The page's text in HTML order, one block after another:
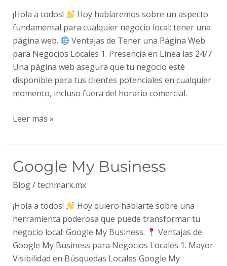
¡Hola a todos!
Hoy hablaremos sobre un aspecto
fundamental para cualquier negocio local: tener una
página web.
Ventajas de Tener una Página Web
para Negocios Locales 1. Presencia en Línea las 24/7
Una página web asegura que tu negocio esté
disponible para tus clientes potenciales en cualquier
momento, incluso fuera del horario comercial.
web
Leer más »
Google My Business
Blog/techmark.mx
¡Hola a todos!
Hoy quiero hablarte sobre una
herramienta poderosa que puede transformar tu
negocio local: Google My Business.
Ventajas de
Google My Business para Negocios Locales 1. Mayor
Visibilidad en Búsquedas Locales Google My
Google
My
Business